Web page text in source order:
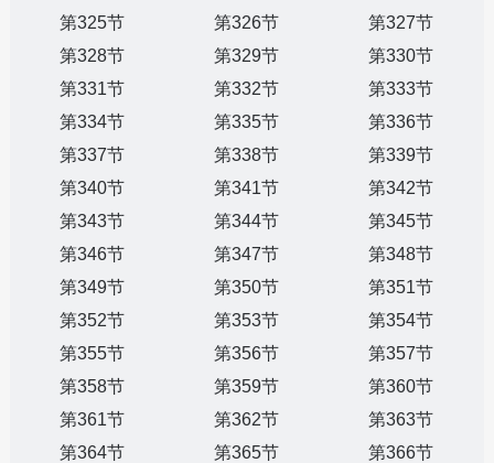
第325节
第326节
第327节
第328节
第329节
第330节
第331节
第332节
第333节
第334节
第335节
第336节
第337节
第338节
第339节
第340节
第341节
第342节
第343节
第344节
第345节
第346节
第347节
第348节
第349节
第350节
第351节
第352节
第353节
第354节
第355节
第356节
第357节
第358节
第359节
第360节
第361节
第362节
第363节
第364节
第365节
第366节